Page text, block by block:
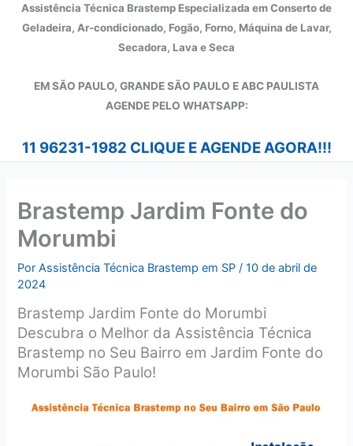
Assistência Técnica Brastemp Especializada em Conserto de
Geladeira, Ar-condicionado, Fogão, Forno, Máquina de Lavar,
Secadora, Lava e Seca
EM SÃO PAULO, GRANDE SÃO PAULO E ABC PAULISTA
AGENDE PELO WHATSAPP:
11 96231-1982 CLIQUE E AGENDE AGORA!!!
Brastemp Jardim Fonte do
Morumbi
PorAssistência Técnica Brastemp em SP /10 de abril de
2024
Brastemp Jardim Fonte do Morumbi
Descubra o Melhor da Assistência Técnica
Brastemp no Seu Bairro em Jardim Fonte do
Morumbi São Paulo!